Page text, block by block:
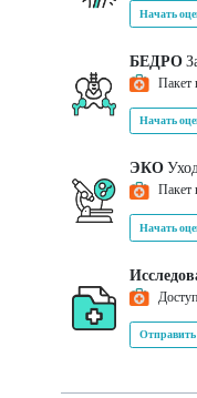
Начать
БЕДРО
Пакет
Начать
ЭКО
Пакет
Начать
Отправить